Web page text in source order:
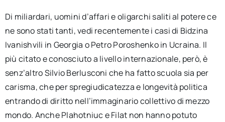
Di miliardari, uomini d’affari e oligarchi saliti al potere ce
ne sono stati tanti, vedi recentemente i casi di Bidzina
Ivanishvili in Georgia o Petro Poroshenko in Ucraina. Il
più citato e conosciuto a livello internazionale, però, è
senz’altro Silvio Berlusconi che ha fatto scuola sia per
carisma, che per spregiudicatezza e longevità politica
entrando di diritto nell’immaginario collettivo di mezzo
mondo. Anche Plahotniuc e Filat non hanno potuto